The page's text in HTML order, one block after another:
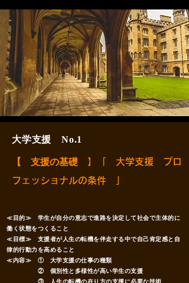
大学支援 No.1
【 支援の基礎 】「 大学支援 プロ
フェッショナルの条件 」
≪目的≫ 学生が自分の意志で進路を決定して社会で主体的に
働く状態をつくること
≪目標≫ 支援者が人生の転機を伴走する中で自己肯定感と自
律的行動力を高めること
≪内容≫ ① 大学支援の仕事の種類
② 個別性と多様性が高い学生の支援
③ 人生の転機の在り方の支援に必要な技術